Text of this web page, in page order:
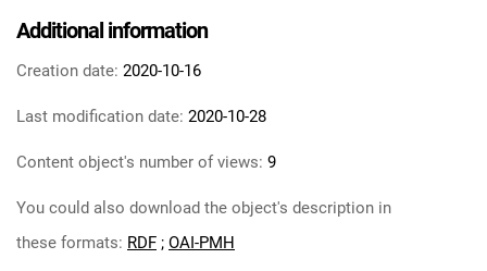
Additional information
Creation date: 2020-10-16
Last modification date: 2020-10-28
Content object's number of views: 9
You could also download the object's description in
these formats: RDF ; OAI-PMH